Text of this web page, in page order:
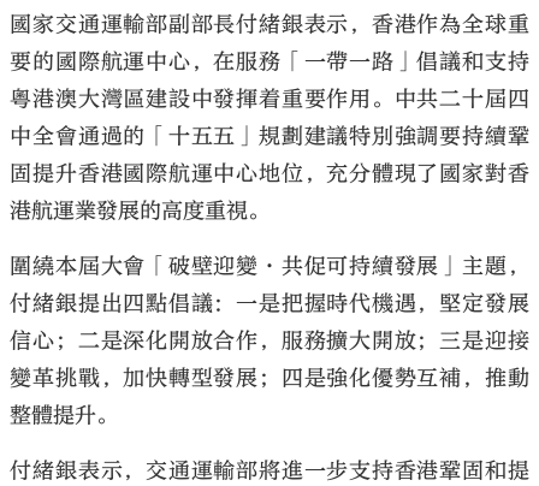
國家交通運輸部副部長付緒銀表示，香港作為全球重
要的國際航運中心，在服務「一帶一路」倡議和支持
粵港澳大灣區建設中發揮着重要作用。中共二十屆四
中全會通過的「十五五」規劃建議特別強調要持續鞏
固提升香港國際航運中心地位，充分體現了國家對香
港航運業發展的高度重視。
圍繞本屆大會「破壁迎變·共促可持續發展」主題，
付緒銀提出四點倡議：一是把握時代機遇，堅定發展
信心；二是深化開放合作，服務擴大開放；三是迎接
變革挑戰，加快轉型發展；四是強化優勢互補，推動
整體提升。
付緒銀表示，交通運輸部將進一步支持香港鞏固和提